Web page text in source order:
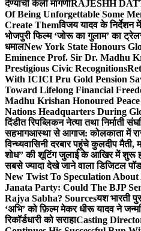
देण्याची केली मागणीRAJESHH
Of Being Unforgettable Some
Create Themविजय यादव के निर्देशन
भोजपुरी फिल्म ‘जोरू का गुलाम’ का
धमालNew York State Honours
Eminence Prof. Sir Dr. Madhu
Prestigious Civic Recognitions
With ICICI Pru Gold Pension
Toward Lifelong Financial
Madhu Krishan Honoured
Nations Headquarters During
दिंडीत रिपब्लिकन नेत्या तथा निर्माती
सहभागआस्था से आगाज: कोलकाता में
विन्ध्यवासिनी दरबार पहुंचे कुलदीप मैती,
शोध” की शूटिंग जुलाई के आखिर में शुरू
सबसे ज्यादा देखे जाने वाला डिजिटल
New Twist To Speculation
Janata Party: Could The BJP
Rajya Sabha? Sourcesयश भारती
‘अभि’ को फ़िल्म मेकर धीरू यादव ने
रिकॉर्डधारी को सराहाCasting